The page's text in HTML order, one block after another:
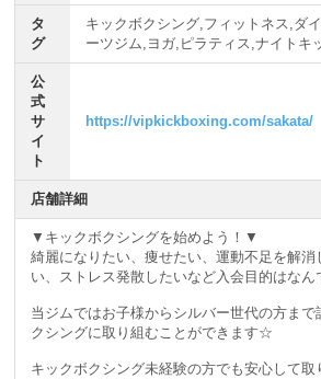
タ
グ
キックボクシング,フィットネス,ダ
ーツジム,ヨガ,ピラティス,ナイトキ
公
式
サ
イ
ト
https://vipkickboxing.com/sakata/
店舗詳細
▼キックボクシングを始めよう！▼
綺麗になりたい、痩せたい、運動不足を解消
い、ストレス発散したいなど入会目的はなん
当ジムではお子様からシルバー世代の方まで
クシングに取り組むことができます☆
キックボクシング未経験の方でも安心して